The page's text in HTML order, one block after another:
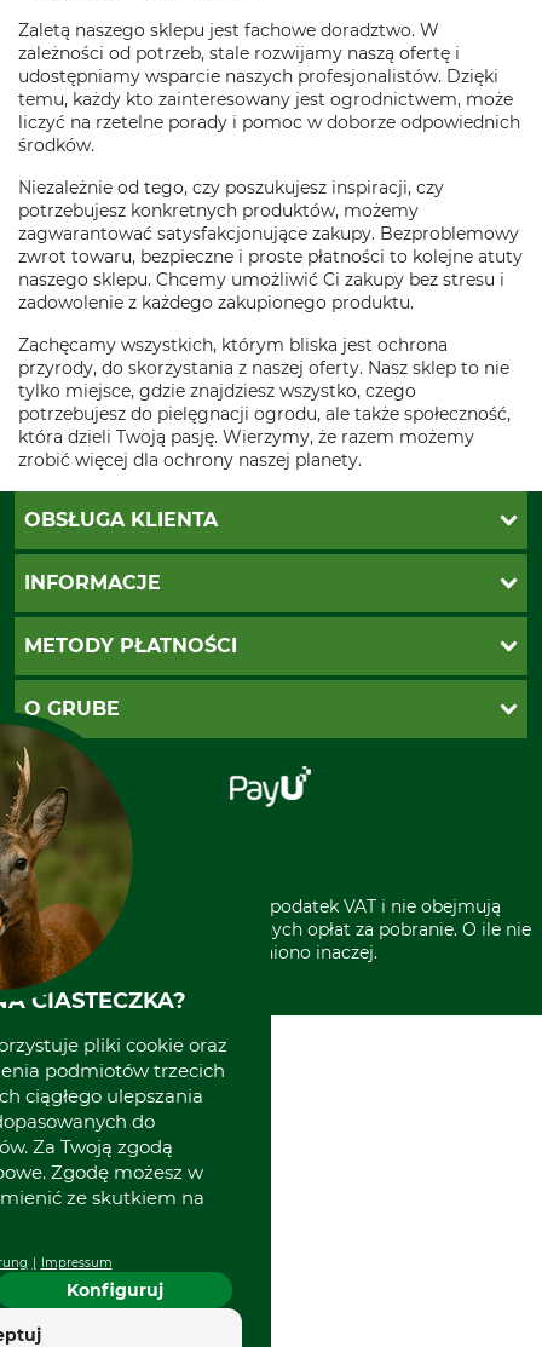
Zaletą naszego sklepu jest fachowe doradztwo. W
zależności od potrzeb, stale rozwijamy naszą ofertę i
udostępniamy wsparcie naszych profesjonalistów. Dzięki
temu, każdy kto zainteresowany jest ogrodnictwem, może
liczyć na rzetelne porady i pomoc w doborze odpowiednich
środków.
Niezależnie od tego, czy poszukujesz inspiracji, czy
potrzebujesz konkretnych produktów, możemy
zagwarantować satysfakcjonujące zakupy. Bezproblemowy
zwrot towaru, bezpieczne i proste płatności to kolejne atuty
naszego sklepu. Chcemy umożliwić Ci zakupy bez stresu i
zadowolenie z każdego zakupionego produktu.
Zachęcamy wszystkich, którym bliska jest ochrona
przyrody, do skorzystania z naszej oferty. Nasz sklep to nie
tylko miejsce, gdzie znajdziesz wszystko, czego
potrzebujesz do pielęgnacji ogrodu, ale także społeczność,
która dzieli Twoją pasję. Wierzymy, że razem możemy
zrobić więcej dla ochrony naszej planety.
OBSŁUGA KLIENTA
Katalogi Grube
Ustawienia plików cookie
INFORMACJE
Koszty dostawy
Regulamin sklepu
Klauzula RODO
Odstąpienie od zamówienia
METODY PŁATNOŚCI
PayU
Za pobraniem (z dopłatą)
Polecenie zapłaty SEPA
O GRUBE
Sklep stacjonarny
Kontakt
Grube w Europie
* Wszystkie ceny zawierają podatek VAT i nie obejmują
kosztów wysyłki lub ewentualnych opłat za pobranie. O ile nie
wyszczególniono inaczej.
CIASTECZKA?
pliki cookie oraz
podmiotów trzecich
ciągłego ulepszania
do
Za Twoją zgodą
Zgodę możesz w
ze skutkiem na
Impressum
Konfiguruj